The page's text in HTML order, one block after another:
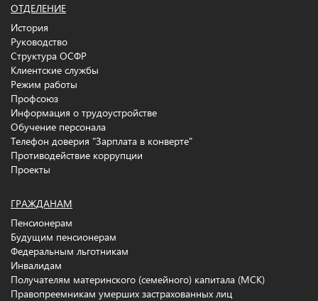
ОТДЕЛЕНИЕ
История
Руководство
Структура ОСФР
Клиентские службы
Режим работы
Профсоюз
Информация о трудоустройстве
Обучение персонала
Телефон доверия "Зарплата в конверте"
Противодействие коррупции
Проекты
ГРАЖДАНАМ
Пенсионерам
Будущим пенсионерам
Федеральным льготникам
Инвалидам
Получателям материнского (семейного) капитала (МСК)
Правопреемникам умерших застрахованных лиц